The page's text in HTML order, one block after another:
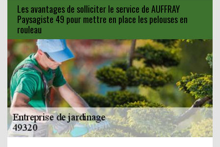
Les avantages de solliciter le service de AUFFRAY
Paysagiste 49 pour mettre en place les pelouses en
rouleau